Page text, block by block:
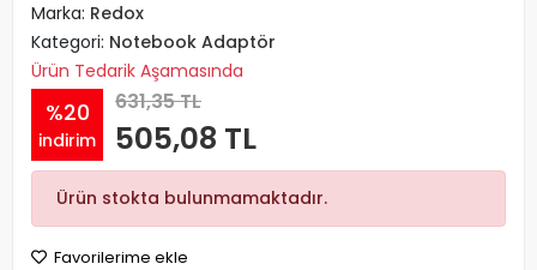
Marka: Redox
Kategori: Notebook Adaptör
Ürün Tedarik Aşamasında
%20
indirim
631,35 TL
505,08 TL
Ürün stokta bulunmamaktadır.
Favorilerime ekle